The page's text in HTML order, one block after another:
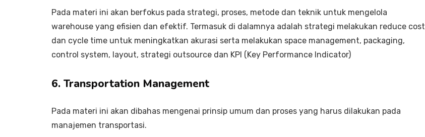
Pada materi ini akan berfokus pada strategi, proses, metode dan teknik untuk mengelola
warehouse yang efisien dan efektif. Termasuk di dalamnya adalah strategi melakukan reduce cost
dan cycle time untuk meningkatkan akurasi serta melakukan space management, packaging,
control system, layout, strategi outsource dan KPI (Key Performance Indicator)
6. Transportation Management
Pada materi ini akan dibahas mengenai prinsip umum dan proses yang harus dilakukan pada
manajemen transportasi.